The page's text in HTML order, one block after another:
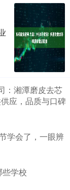
：湘潭磨皮去芯
应，品质与口碑
学会了，一眼辨
学校